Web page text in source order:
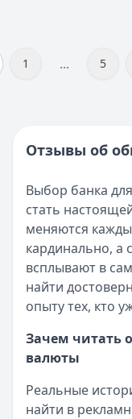
1 ... 5
Отзывы об
Выбор банка
стать
меняются
кардинально, а
всплывают в
найти
опыту тех, кто
Зачем читать
валюты
Реальные
найти в